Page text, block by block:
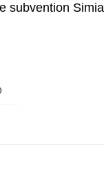
subvention